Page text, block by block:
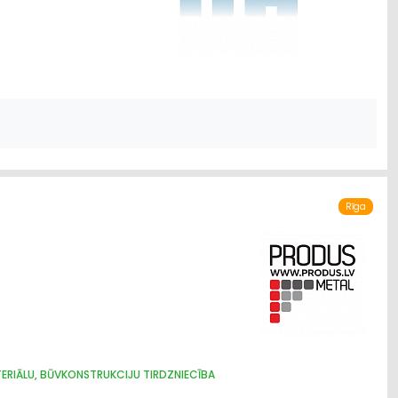
Rīga
BŪVKONSTRUKCIJU TIRDZNIECĪBA